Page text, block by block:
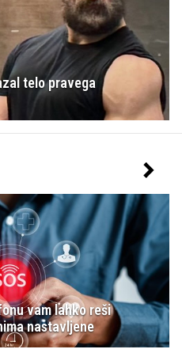
telo pravega
vam lahko reši
nastavljene